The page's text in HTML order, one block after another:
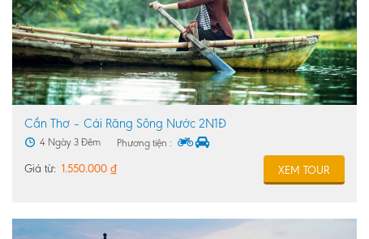
Cần Thơ – Cái Răng Sông Nước 2N1Đ
4 Ngày 3 Đêm Phương tiện :
Giá từ: 1.550.000₫ XEM TOUR